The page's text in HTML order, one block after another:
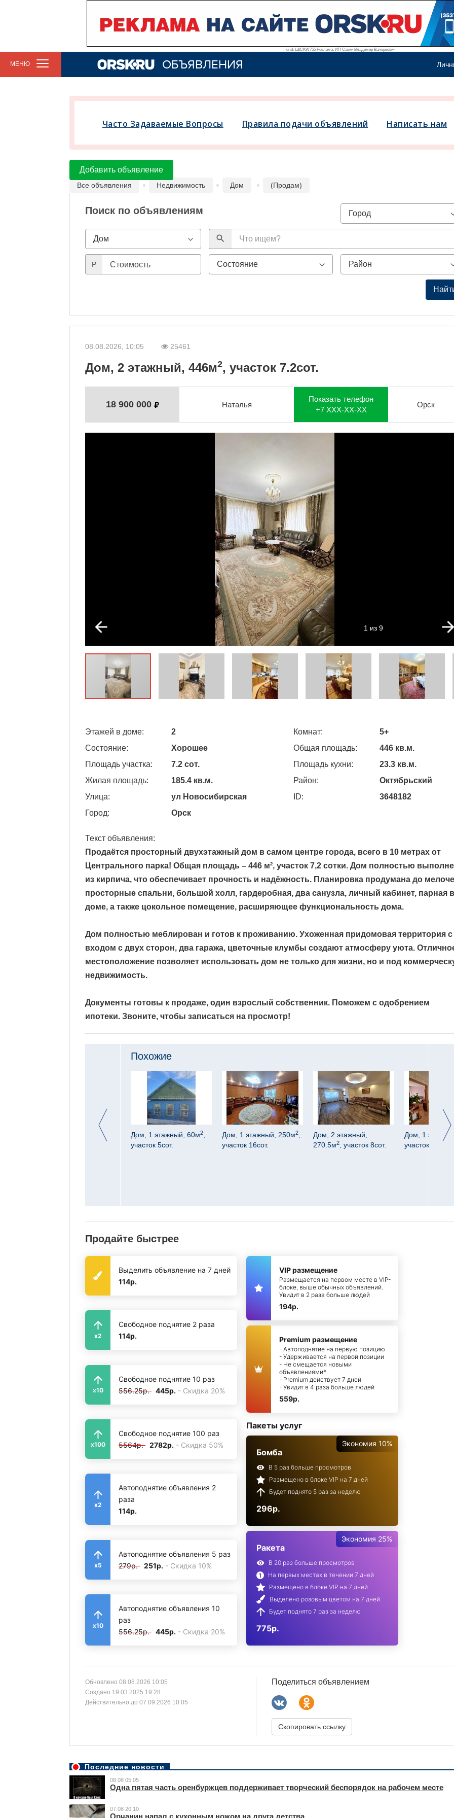
erid: LdtCKW755 Реклама. ИП Савин Владимир Валерьевич
МЕНЮ ОБЪЯВЛЕНИЯ
Часто Задаваемые Вопросы Правила подачи объявлений Написать нам
Добавить объявление
Все объявления Недвижимость Дом (Продам)
Поиск по объявлениям
search
P Стоимость
08.08.2026, 10:05 25461
Дом, 2 этажный, 446м2, участок 7.2сот.
18 900 000 Наталья
Показать телефон
+7 XXX-XX-XX
Орск
1 из 9
Этажей в доме: 2 Комнат:
5+
Состояние:
Хорошее Общая площадь:
446 кв.м.
Площадь участка:
7.2 сот. Площадь кухни:
23.3 кв.м.
Жилая площадь:
185.4 кв.м. Район:
Октябрьский
Улица:
ул Новосибирская ID:
3648182
Город:
Орск
Текст объявления:
Продаётся просторный двухэтажный дом в самом центре города, всего в 10 метрах от
Центрального парка! Общая площадь – 446 м², участок 7,2 сотки. Дом полностью
из кирпича, что обеспечивает прочность и надёжность. Планировка продумана до
просторные спальни, большой холл, гардеробная, два санузла, личный кабинет, парная в
доме, а также цокольное помещение, расширяющее функциональность дома.
Дом полностью меблирован и готов к проживанию. Ухоженная придомовая территория с
входом с двух сторон, два гаража, цветочные клумбы создают атмосферу уюта.
местоположение позволяет использовать дом не только для жизни, но и под
недвижимость.
Документы готовы к продаже, один взрослый собственник. Поможем с одобрением
ипотеки. Звоните, чтобы записаться на просмотр!
Похожие
Дом, 1 этажный, 60м2
участок 5сот.
Дом, 1 этажный, 250м2
участок 16сот.
Дом, 2 этажный,
270.5м2 , участок 8сот.
Дом, 1
участок 5.5сот.
Продайте быстрее
Выделить объявление на 7 дней
114р.
x2
Свободное поднятие 2 раза
114р.
x10
Свободное поднятие 10 раз
556.25р. 445р. - Скидка 20%
x100
Свободное поднятие 100 раз
5564р. 2782р. - Скидка 50%
x2
Автоподнятие объявления 2
раза
114р.
x5
Автоподнятие объявления 5 раз
279р. 251р. - Скидка 10%
x10
Автоподнятие объявления 10
раз
556.25р. 445р. - Скидка 20%
VIP размещение
Размещается на первом месте в VIP-
блоке, выше обычных объявлений.
Увидит в 2 раза больше людей
194р.
Premium размещение
- Автоподнятие на первую позицию
- Удерживается на первой позиции
- Не смещается новыми
объявлениями*
- Premium действует 7 дней
- Увидит в 4 раза больше людей
559р.
Пакеты услуг
Экономия 10%
Бомба
В 5 раз больше просмотров
Размещено в блоке VIP на 7 дней
Будет поднято 5 раз за неделю
296р.
Экономия 25%
Ракета
В 20 раз больше просмотров
На первых местах в течении 7 дней
Размещено в блоке VIP на 7 дней
Выделено розовым цветом на 7 дней
Будет поднято 7 раз за неделю
775р.
Обновлено 08.08.2026 10:05
Создано 19.03.2025 19:28
Действительно до 07.09.2026 10:05
Поделиться объявлением
Скопировать ссылку
Последние новости
08.08 05:05
Одна пятая часть оренбуржцев поддерживает творческий беспорядок на рабочем месте
. .
07.08 20:10
Орчанин напал с кухонным ножом на друга детства